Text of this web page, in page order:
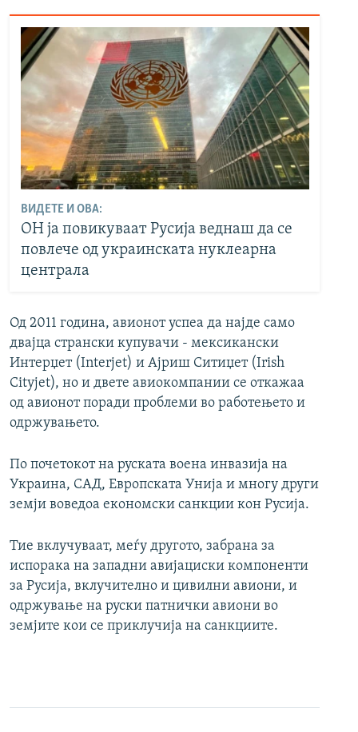
ВИДЕТЕ И ОВА:
ОН ја повикуваат Русија веднаш да се
повлече од украинската нуклеарна
централа
Од 2011 година, авионот успеа да најде само
двајца странски купувачи - мексикански
Интерџет (Interjet) и Ајриш Ситиџет (Irish
Cityjet), но и двете авиокомпании се откажаа
од авионот поради проблеми во работењето и
одржувањето.
По почетокот на руската воена инвазија на
Украина, САД, Европската Унија и многу други
земји воведоа економски санкции кон Русија.
Тие вклучуваат, меѓу другото, забрана за
испорака на западни авијациски компоненти
за Русија, вклучително и цивилни авиони, и
одржување на руски патнички авиони во
земјите кои се приклучија на санкциите.